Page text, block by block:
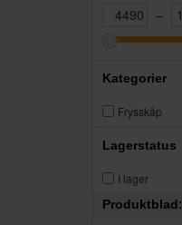
–
Kategorier
Frysskåp
Lagerstatus
I lager
Produktblad: